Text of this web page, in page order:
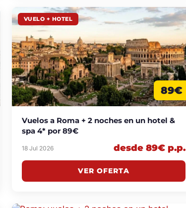
VUELO + HOTEL
89€
Vuelos a Roma + 2 noches en un hotel &
spa 4* por 89€
18 Jul 2026 desde 89€ p.p.
VER OFERTA